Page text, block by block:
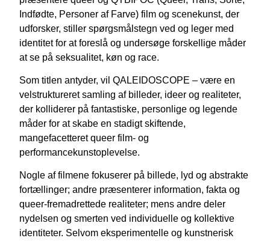
Indfødte, Personer af Farve) film og scenekunst, der
udforsker, stiller spørgsmålstegn ved og leger med
identitet for at foreslå og undersøge forskellige måder
at se på seksualitet, køn og race.
Som titlen antyder, vil QALEIDOSCOPE – være en
velstruktureret samling af billeder, ideer og realiteter,
der kolliderer på fantastiske, personlige og legende
måder for at skabe en stadigt skiftende,
mangefacetteret queer film- og
performancekunstoplevelse.
Nogle af filmene fokuserer på billede, lyd og abstrakte
fortællinger; andre præsenterer information, fakta og
queer-fremadrettede realiteter; mens andre deler
nydelsen og smerten ved individuelle og kollektive
identiteter. Selvom eksperimentelle og kunstnerisk